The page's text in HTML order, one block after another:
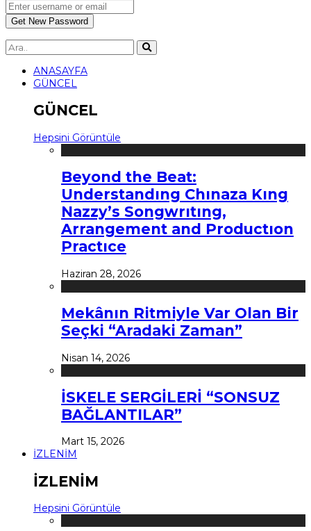
ANASAYFA
GÜNCEL
GÜNCEL
Hepsini Görüntüle
Beyond the Beat:
Understandıng Chınaza Kıng
Nazzy’s Songwrıtıng,
Arrangement and Productıon
Practıce
Haziran 28, 2026
Mekânın Ritmiyle Var Olan Bir
Seçki “Aradaki Zaman”
Nisan 14, 2026
İSKELE SERGİLERİ “SONSUZ
BAĞLANTILAR”
Mart 15, 2026
İZLENİM
İZLENİM
Hepsini Görüntüle